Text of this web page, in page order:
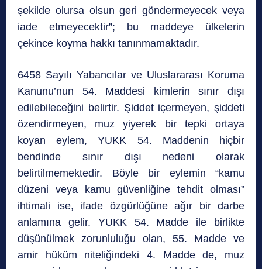
şekilde olursa olsun geri göndermeyecek veya
iade etmeyecektir”; bu maddeye ülkelerin
çekince koyma hakkı tanınmamaktadır.
6458 Sayılı Yabancılar ve Uluslararası Koruma
Kanunu’nun 54. Maddesi kimlerin sınır dışı
edilebileceğini belirtir. Şiddet içermeyen, şiddeti
özendirmeyen, muz yiyerek bir tepki ortaya
koyan eylem, YUKK 54. Maddenin hiçbir
bendinde sınır dışı nedeni olarak
belirtilmemektedir. Böyle bir eylemin “kamu
düzeni veya kamu güvenliğine tehdit olması”
ihtimali ise, ifade özgürlüğüne ağır bir darbe
anlamına gelir. YUKK 54. Madde ile birlikte
düşünülmek zorunluluğu olan, 55. Madde ve
amir hüküm niteliğindeki 4. Madde de, muz